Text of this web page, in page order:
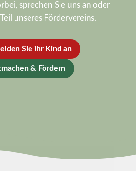
sprechen Sie uns an oder
unseres Fördervereins.
Sie ihr Kind an
& Fördern